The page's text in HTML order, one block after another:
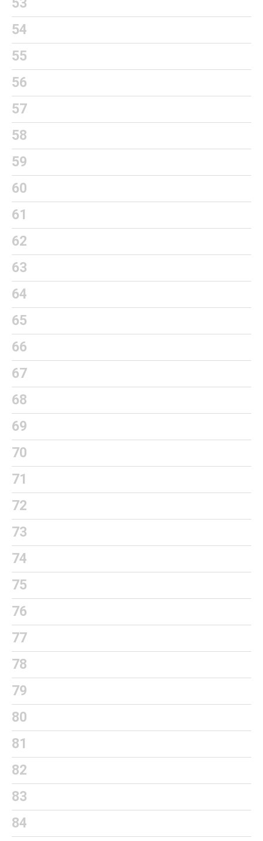
53
54
55
56
57
58
59
60
61
62
63
64
65
66
67
68
69
70
71
72
73
74
75
76
77
78
79
80
81
82
83
84